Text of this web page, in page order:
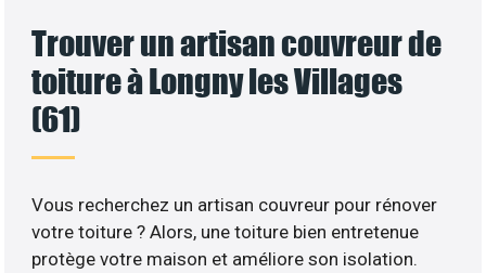
Trouver un artisan couvreur de
toiture à Longny les Villages
(61)
Vous recherchez un artisan couvreur pour rénover
votre toiture ? Alors, une toiture bien entretenue
protège votre maison et améliore son isolation.